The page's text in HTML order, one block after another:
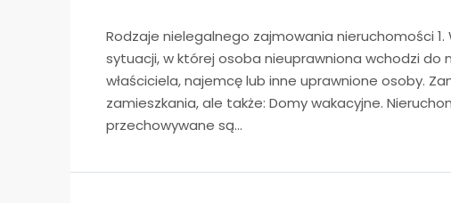
Rodzaje nielegalnego zajmowania nieruchomości
sytuacji, w której osoba nieuprawniona wchodzi
właściciela, najemcę lub inne uprawnione osoby.
zamieszkania, ale także: Domy wakacyjne.
przechowywane są...